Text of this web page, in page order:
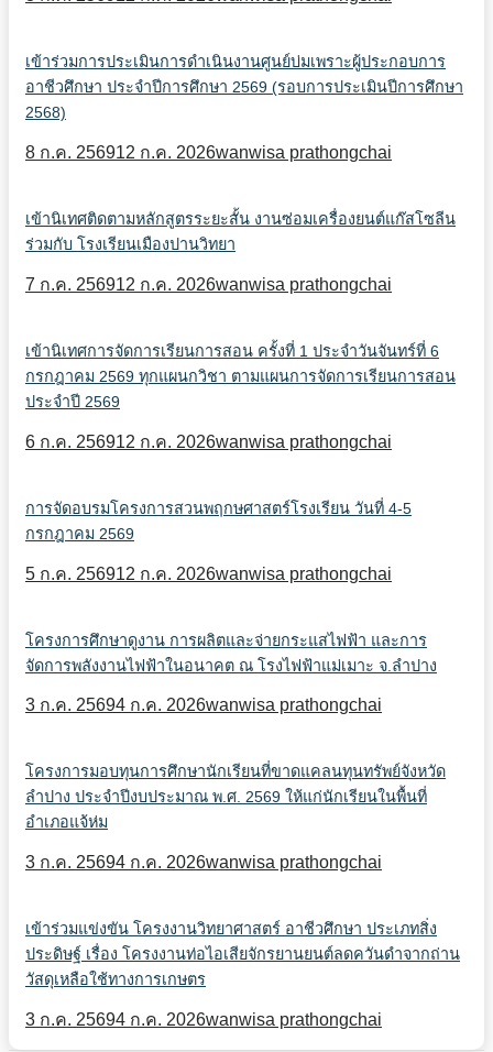
เข้าร่วมการประเมินการดำเนินงานศูนย์บ่มเพราะผู้ประกอบการ
อาชีวศึกษา ประจำปีการศึกษา 2569 (รอบการประเมินปีการศึกษา
2568)
8 ก.ค. 256912 ก.ค. 2026wanwisa prathongchai
เข้านิเทศติดตามหลักสูตรระยะสั้น งานซ่อมเครื่องยนต์แก๊สโซลีน
ร่วมกับ โรงเรียนเมืองปานวิทยา
7 ก.ค. 256912 ก.ค. 2026wanwisa prathongchai
เข้านิเทศการจัดการเรียนการสอน ครั้งที่ 1 ประจำวันจันทร์ที่ 6
กรกฎาคม 2569 ทุกแผนกวิชา ตามแผนการจัดการเรียนการสอน
ประจำปี 2569
6 ก.ค. 256912 ก.ค. 2026wanwisa prathongchai
การจัดอบรมโครงการสวนพฤกษศาสตร์โรงเรียน วันที่ 4-5
กรกฎาคม 2569
5 ก.ค. 256912 ก.ค. 2026wanwisa prathongchai
โครงการศึกษาดูงาน การผลิตและจ่ายกระแสไฟฟ้า และการ
จัดการพลังงานไฟฟ้าในอนาคต ณ โรงไฟฟ้าแม่เมาะ จ.ลำปาง
3 ก.ค. 25694 ก.ค. 2026wanwisa prathongchai
โครงการมอบทุนการศึกษานักเรียนที่ขาดแคลนทุนทรัพย์จังหวัด
ลำปาง ประจำปีงบประมาณ พ.ศ. 2569 ให้แก่นักเรียนในพื้นที่
อำเภอแจ้ห่ม
3 ก.ค. 25694 ก.ค. 2026wanwisa prathongchai
เข้าร่วมแข่งขัน โครงงานวิทยาศาสตร์ อาชีวศึกษา ประเภทสิ่ง
ประดิษฐ์ เรื่อง โครงงานท่อไอเสียจักรยานยนต์ลดควันดำจากถ่าน
วัสดุเหลือใช้ทางการเกษตร
3 ก.ค. 25694 ก.ค. 2026wanwisa prathongchai